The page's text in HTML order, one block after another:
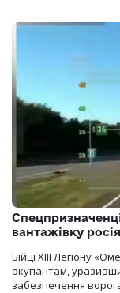
вантажівку
Бійці ХІІІ Легіону
окупантам,
забезпечення